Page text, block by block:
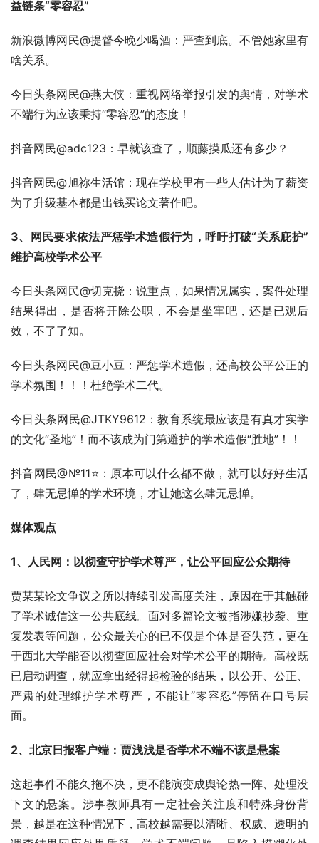
益链条“零容忍”
新浪微博网民@提督今晚少喝酒：严查到底。不管她家里有
啥关系。
今日头条网民@燕大侠：重视网络举报引发的舆情，对学术
不端行为应该秉持“零容忍”的态度！
抖音网民@adc123：早就该查了，顺藤摸瓜还有多少？
抖音网民@旭祢生活馆：现在学校里有一些人估计为了薪资
为了升级基本都是出钱买论文著作吧。
3、网民要求依法严惩学术造假行为，呼吁打破“关系庇护”
维护高校学术公平
今日头条网民@切克挠：说重点，如果情况属实，案件处理
结果得出，是否将开除公职，不会是坐牢吧，还是已观后
效，不了了知。
今日头条网民@豆小豆：严惩学术造假，还高校公平公正的
学术氛围！！！杜绝学术二代。
今日头条网民@JTKY9612：教育系统最应该是有真才实学
的文化“圣地”！而不该成为门第避护的学术造假“胜地”！！
抖音网民@№11⭐：原本可以什么都不做，就可以好好生活
了，肆无忌惮的学术环境，才让她这么肆无忌惮。
媒体观点
1、人民网：以彻查守护学术尊严，让公平回应公众期待
贾某某论文争议之所以持续引发高度关注，原因在于其触碰
了学术诚信这一公共底线。面对多篇论文被指涉嫌抄袭、重
复发表等问题，公众最关心的已不仅是个体是否失范，更在
于西北大学能否以彻查回应社会对学术公平的期待。高校既
已启动调查，就应拿出经得起检验的结果，以公开、公正、
严肃的处理维护学术尊严，不能让“零容忍”停留在口号层
面。
2、北京日报客户端：贾浅浅是否学术不端不该是悬案
这起事件不能久拖不决，更不能演变成舆论热一阵、处理没
下文的悬案。涉事教师具有一定社会关注度和特殊身份背
景，越是在这种情况下，高校越需要以清晰、权威、透明的